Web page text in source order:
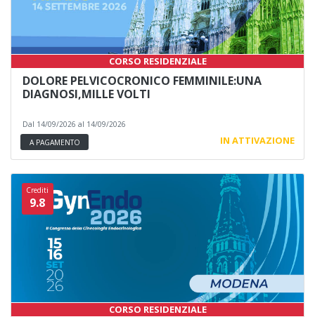
CORSO RESIDENZIALE
DOLORE PELVICOCRONICO FEMMINILE:UNA
DIAGNOSI,MILLE VOLTI
Dal 14/09/2026 al 14/09/2026
A PAGAMENTO
IN ATTIVAZIONE
Crediti
9.8
CORSO RESIDENZIALE